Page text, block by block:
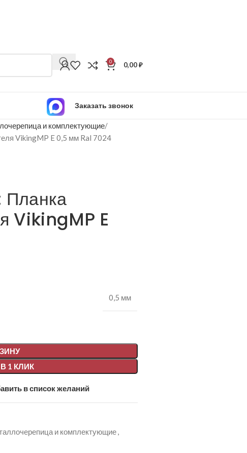
0 0,00₽
Заказать звонок
и комплектующие
VikingMP E 0,5 мм Ral 7024
VikingMP E
0,5 мм
1 КЛИК
в список желаний
и комплектующие,